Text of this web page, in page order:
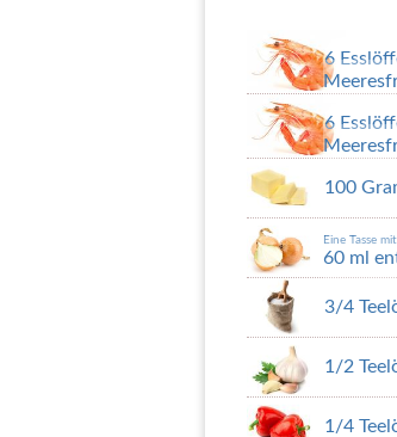
6
6
100
Eine Tasse
60 ml
3/4
1/2
1/4